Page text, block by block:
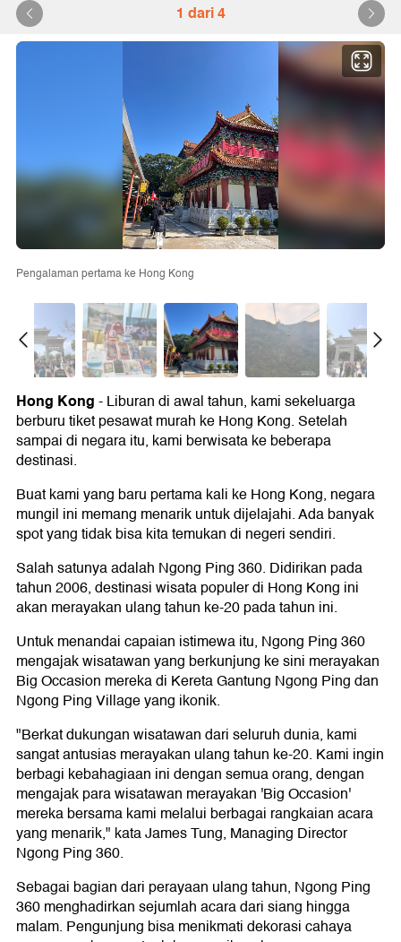
1 dari 4
Pengalaman pertama ke Hong Kong
Hong Kong- Liburan di awal tahun, kami sekeluarga
berburu tiket pesawat murah ke Hong Kong. Setelah
sampai di negara itu, kami berwisata ke beberapa
destinasi.
Buat kami yang baru pertama kali ke Hong Kong, negara
mungil ini memang menarik untuk dijelajahi. Ada banyak
spot yang tidak bisa kita temukan di negeri sendiri.
Salah satunya adalah Ngong Ping 360. Didirikan pada
tahun 2006, destinasi wisata populer di Hong Kong ini
akan merayakan ulang tahun ke-20 pada tahun ini.
Untuk menandai capaian istimewa itu, Ngong Ping 360
mengajak wisatawan yang berkunjung ke sini merayakan
Big Occasion mereka di Kereta Gantung Ngong Ping dan
Ngong Ping Village yang ikonik.
"Berkat dukungan wisatawan dari seluruh dunia, kami
sangat antusias merayakan ulang tahun ke-20. Kami ingin
berbagi kebahagiaan ini dengan semua orang, dengan
mengajak para wisatawan merayakan 'Big Occasion'
mereka bersama kami melalui berbagai rangkaian acara
yang menarik," kata James Tung, Managing Director
Ngong Ping 360.
Sebagai bagian dari perayaan ulang tahun, Ngong Ping
360 menghadirkan sejumlah acara dari siang hingga
malam. Pengunjung bisa menikmati dekorasi cahaya